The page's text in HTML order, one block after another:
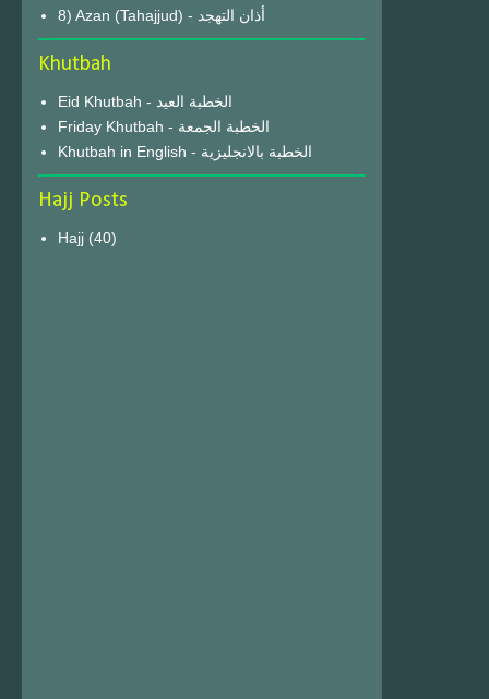
8) Azan (Tahajjud) - أذان التهجد
Khutbah
Eid Khutbah - الخطبة العيد
Friday Khutbah - الخطبة الجمعة
Khutbah in English - الخطبة بالانجليزية
Hajj Posts
Hajj (40)